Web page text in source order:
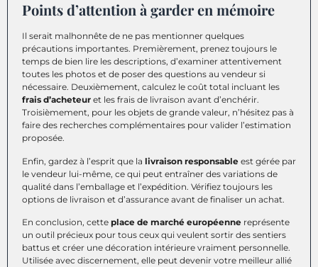
Points d’attention à garder en mémoire
Il serait malhonnête de ne pas mentionner quelques
précautions importantes. Premièrement, prenez toujours le
temps de bien lire les descriptions, d’examiner attentivement
toutes les photos et de poser des questions au vendeur si
nécessaire. Deuxièmement, calculez le coût total incluant les
frais d’acheteur et les frais de livraison avant d’enchérir.
Troisièmement, pour les objets de grande valeur, n’hésitez pas à
faire des recherches complémentaires pour valider l’estimation
proposée.
Enfin, gardez à l’esprit que la livraison responsable est gérée par
le vendeur lui-même, ce qui peut entraîner des variations de
qualité dans l’emballage et l’expédition. Vérifiez toujours les
options de livraison et d’assurance avant de finaliser un achat.
En conclusion, cette place de marché européenne représente
un outil précieux pour tous ceux qui veulent sortir des sentiers
battus et créer une décoration intérieure vraiment personnelle.
Utilisée avec discernement, elle peut devenir votre meilleur allié